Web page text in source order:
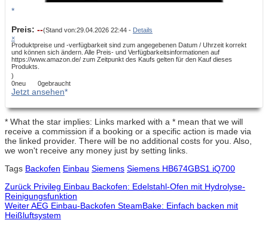
Preis: --(Stand von:29.04.2026 22:44 - Details
×
Produktpreise und -verfügbarkeit sind zum angegebenen Datum / Uhrzeit korrekt
und können sich ändern. Alle Preis- und Verfügbarkeitsinformationen auf
https://www.amazon.de/ zum Zeitpunkt des Kaufs gelten für den Kauf dieses
Produkts.
)
0neu
0gebraucht
Jetzt ansehen
* What the star implies: Links marked with a * mean that we will
receive a commission if a booking or a specific action is made via
the linked provider. There will be no additional costs for you. Also,
we won't receive any money just by setting links.
Tags Backofen Einbau Siemens Siemens HB674GBS1 iQ700
Zurück Privileg Einbau Backofen: Edelstahl-Ofen mit Hydrolyse-
Reinigungsfunktion
WeiterAEG Einbau-Backofen SteamBake: Einfach backen mit
Heißluftsystem